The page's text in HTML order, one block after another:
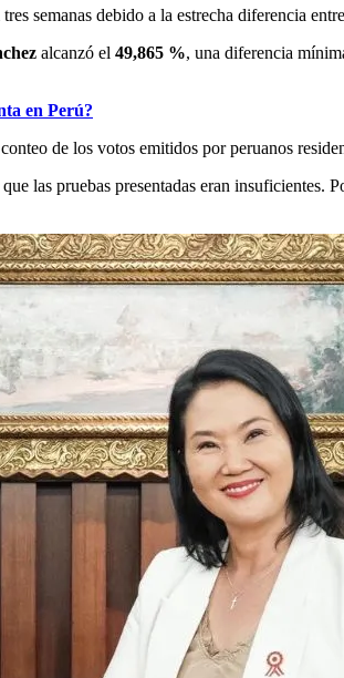
semanas debido a la estrecha diferencia
alcanzó el 49,865 %, una diferencia
en Perú?
de los votos emitidos por peruanos
las pruebas presentadas eran insuficientes.